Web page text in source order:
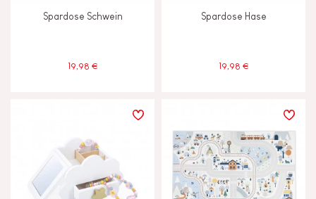
Lesen, schreiben und zählen
Tauschen und teilen
2 - 3 Jahre
4-5 4 - 5 Jahre
Spardose Schwein
19,98 €
Spardose Hase
19,98 €